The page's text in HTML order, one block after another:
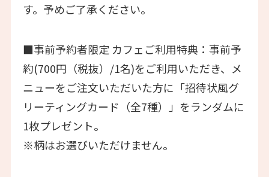
す。予めご了承ください。
■事前予約者限定 カフェご利用特典：事前予
約(700円（税抜）/1名)をご利用いただき、メ
ニューをご注文いただいた方に「招待状風グ
リーティングカード（全7種）」をランダムに
1枚プレゼント。
※柄はお選びいただけません。